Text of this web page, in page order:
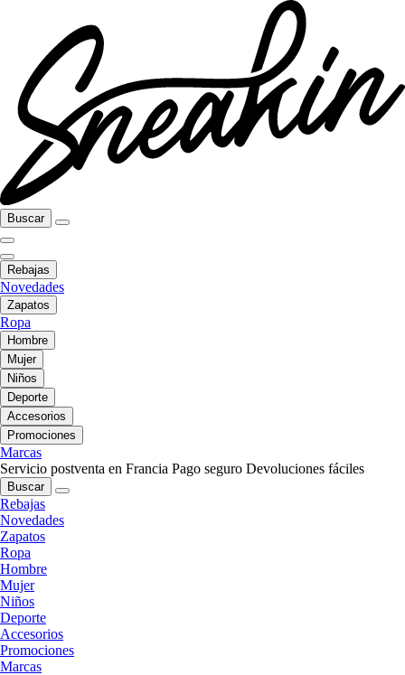
Buscar
Rebajas
Novedades
Zapatos
Ropa
Hombre
Mujer
Niños
Deporte
Accesorios
Promociones
Marcas
Servicio postventa en Francia Pago seguro Devoluciones fáciles
Buscar
Rebajas
Novedades
Zapatos
Ropa
Hombre
Mujer
Niños
Deporte
Accesorios
Promociones
Marcas